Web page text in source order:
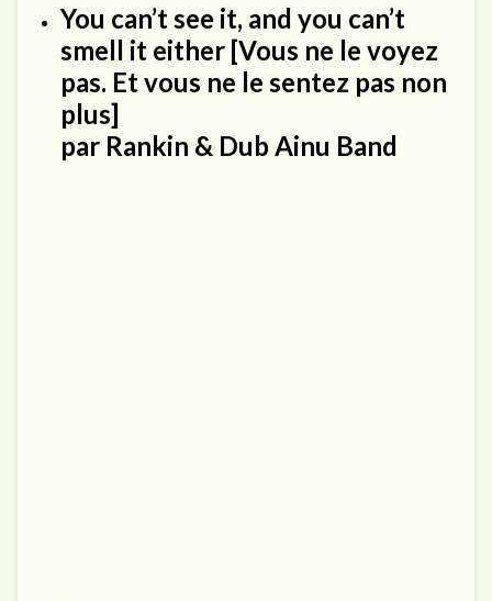
You can’t see it, and you can’t
smell it either [Vous ne le voyez
pas. Et vous ne le sentez pas non
plus]
par Rankin & Dub Ainu Band